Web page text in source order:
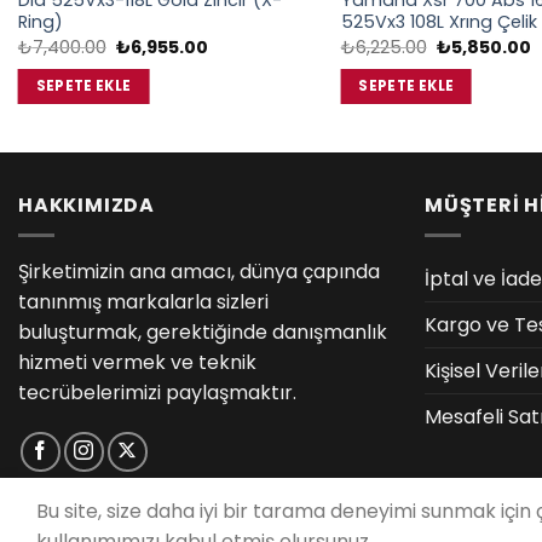
Ring)
₺7,400.00 Orijinal
fiyat:
₺7,400.00.
₺6,955.00
SEPETE EKLE
525Vx3 108L Xrıng
₺6,225.00 Orijinal
fiyat:
₺6,225.00.
₺5,850.00Şu
SEPETE EKLE
HAKKIMIZDA
Şirketimizin ana amacı, dünya çapında
tanınmış markalarla sizleri
buluşturmak, gerektiğinde danışmanlık
hizmeti vermek ve teknik
tecrübelerimizi paylaşmaktır.
MÜŞTERİ
İptal ve
Kargo ve
Kişisel
Mesafeli
Bu site, size daha iyi bir tarama deneyimi sunmak